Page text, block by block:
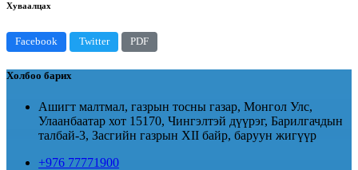
Хуваалцах
Facebook Twitter PDF
Холбоо барих
Ашигт малтмал, газрын тосны газар, Монгол Улс,
Улаанбаатар хот 15170, Чингэлтэй дүүрэг, Барилгачдын
талбай-3, Засгийн газрын XII байр, баруун жигүүр
+976 77771900